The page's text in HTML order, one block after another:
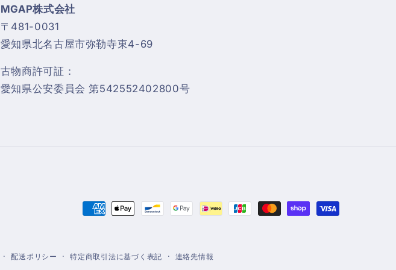
MGAP株式会社
〒481-0031
愛知県北名古屋市弥勒寺東4-69
古物商許可証：
愛知県公安委員会 第542552402800号
決
法
配送ポリシー 特定商取引法に基づく表記 連絡先情報